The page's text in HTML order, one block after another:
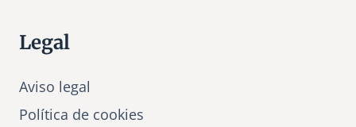
Legal
Aviso legal
Política de cookies